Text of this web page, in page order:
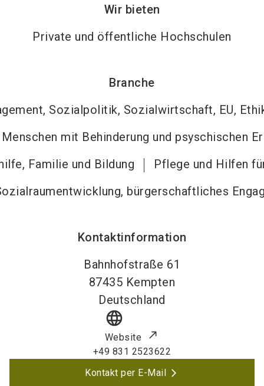
Wir bieten
Private und öffentliche Hochschulen
Branche
Sozialpolitik, Sozialwirtschaft, EU,
mit Behinderung und psyschischen
Familie und Bildung
Pflege und Hilfen
bürgerschaftliches
Kontaktinformation
Bahnhofstraße 61
87435 Kempten
Deutschland
language
Website
+49 831 2523622
Kontakt per E-Mail